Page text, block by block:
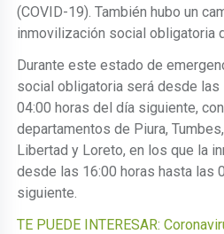
(COVID-19). También hubo un
inmovilización social obligatoria
Durante este estado de
social obligatoria será desde las
04:00 horas del día siguiente,
departamentos de Piura,
Libertad y Loreto, en los que la
desde las 16:00 horas hasta las
siguiente.
TE PUEDE INTERESAR: